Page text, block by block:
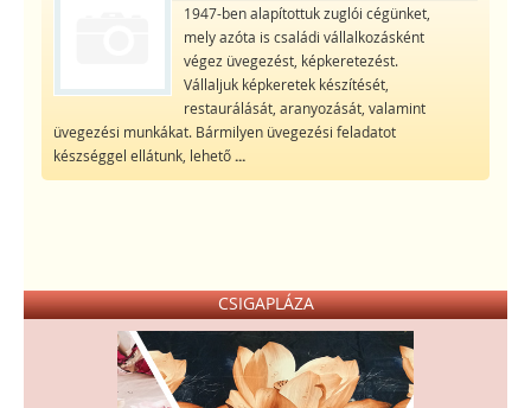
1947-ben alapítottuk zuglói cégünket,
mely azóta is családi vállalkozásként
végez üvegezést, képkeretezést.
Vállaljuk képkeretek készítését,
restaurálását, aranyozását, valamint
üvegezési munkákat. Bármilyen üvegezési feladatot
készséggel ellátunk, lehető...
CSIGAPLÁZA